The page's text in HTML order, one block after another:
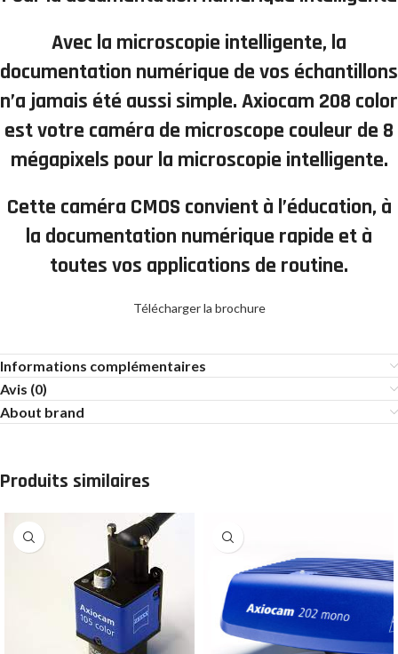
Avec la microscopie intelligente, la
documentation numérique de vos échantillons
n’a jamais été aussi simple. Axiocam 208 color
est votre caméra de microscope couleur de 8
mégapixels pour la microscopie intelligente.
Cette caméra CMOS convient à l’éducation, à
la documentation numérique rapide et à
toutes vos applications de routine.
Télécharger la brochure
Informations complémentaires
Avis (0)
About brand
Produits similaires